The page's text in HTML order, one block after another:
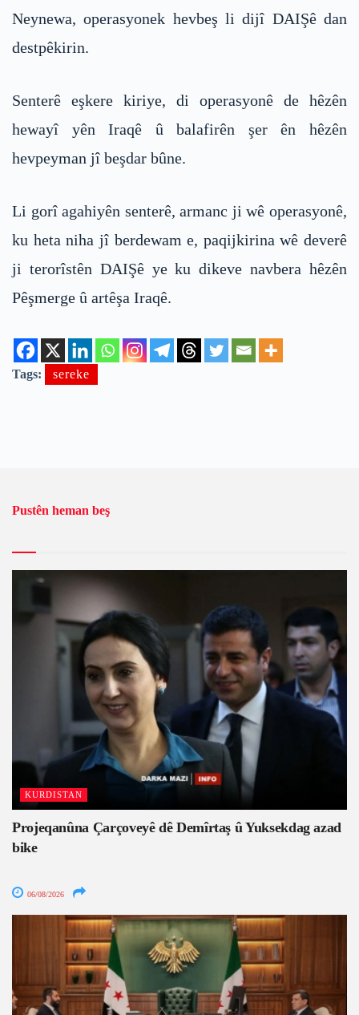
Neynewa, operasyonek hevbeş li dijî DAIŞê dan
destpêkirin.
Senterê eşkere kiriye, di operasyonê de hêzên
hewayî yên Iraqê û balafirên şer ên hêzên
hevpeyman jî beşdar bûne.
Li gorî agahiyên senterê, armanc ji wê operasyonê,
ku heta niha jî berdewam e, paqijkirina wê deverê
ji terorîstên DAIŞê ye ku dikeve navbera hêzên
Pêşmerge û artêşa Iraqê.
Tags: sereke
Pustên heman beş
KURDISTAN
Projeqanûna Çarçoveyê dê Demîrtaş û Yuksekdag azad
bike
06/08/2026